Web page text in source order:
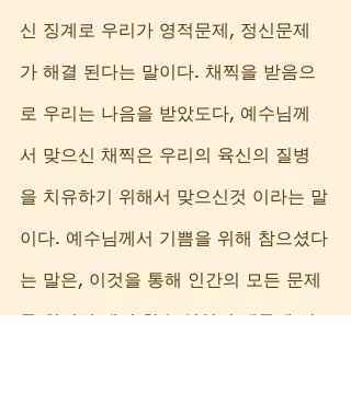
신 징계로 우리가 영적문제, 정신문제
가 해결 된다는 말이다. 채찍을 받음으
로 우리는 나음을 받았도다, 예수님께
서 맞으신 채찍은 우리의 육신의 질병
을 치유하기 위해서 맞으신것 이라는 말
이다. 예수님께서 기쁨을 위해 참으셨다
는 말은, 이것을 통해 인간의 모든 문제